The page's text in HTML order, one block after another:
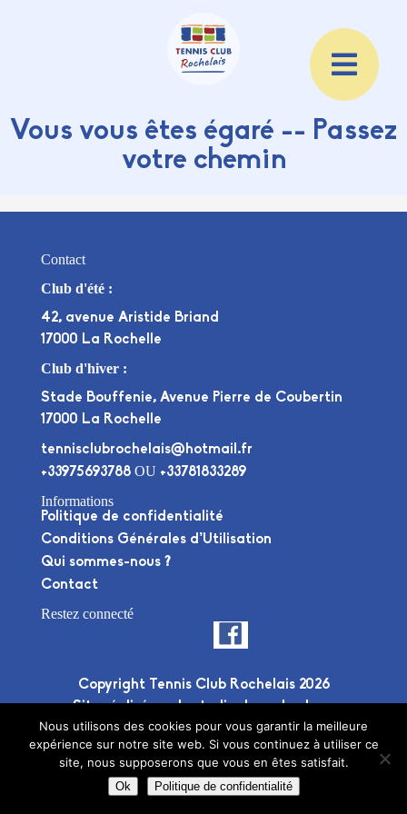
Vous vous êtes égaré -- Passez
votre chemin
Contact
Club d'été :
42, avenue Aristide Briand
17000 La Rochelle
Club d'hiver :
Stade Bouffenie, Avenue Pierre de Coubertin
17000 La Rochelle
tennisclubrochelais@hotmail.fr
+33975693788OU +33781833289
Informations
Politique de confidentialité
Conditions Générales d’Utilisation
Qui sommes-nous ?
Contact
Restez connecté
Copyright Tennis Club Rochelais 2026
Site réalisé par lestudio deuxplusdeux
Nous utilisons des cookies pour vous garantir la meilleure
expérience sur notre site web. Si vous continuez à utiliser ce
site, nous supposerons que vous en êtes satisfait.
Ok Politique de confidentialité